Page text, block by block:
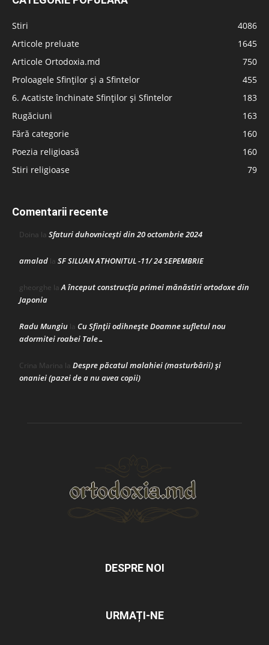
Stiri
4086
Articole preluate
1645
Articole Ortodoxia.md
750
Proloagele Sfinților și a Sfintelor
455
6. Acatiste închinate Sfinților și Sfintelor
183
Rugăciuni
163
Fără categorie
160
Poezia religioasă
160
Stiri religioase
79
Comentarii recente
Doina la Sfaturi duhovnicești din 20 octombrie 2024
amalad la SF SILUAN ATHONITUL -11/ 24 SEPEMBRIE
gheorghe laA început construcţia primei mănăstiri ortodoxe din
Japonia
Radu Mungiu la Cu Sfinții odihnește Doamne sufletul nou
adormitei roabei Tale…
Crina Marina la Despre păcatul malahiei (masturbării) şi
onaniei (pazei de a nu avea copii)
DESPRE NOI
URMAȚI-NE